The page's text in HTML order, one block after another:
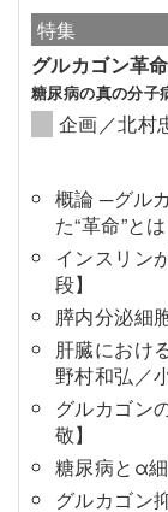
特集
グルカゴン革命
糖尿病の真の分子
企画／北村
概論 ─グル
た“革命”と
インスリン
段】
膵内分泌細
肝臓におけ
野村和弘／
グルカゴン
敬】
糖尿病とα
グルカゴン